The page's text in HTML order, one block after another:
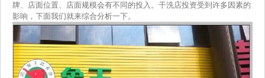
牌、店面位置、店面规模会有不同的投入。干洗店投资受到许多因素的
影响，下面我们就来综合分析一下。